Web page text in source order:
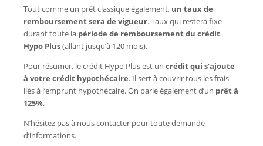
Tout comme un prêt classique également, un taux de
remboursement sera de vigueur. Taux qui restera fixe
durant toute la période de remboursement du crédit
Hypo Plus(allant jusqu’à 120 mois).
Pour résumer, le crédit Hypo Plus est uncrédit qui s’ajoute
à votre crédit hypothécaire. Il sert à couvrir tous les frais
liés à l’emprunt hypothécaire. On parle également d’un prêt à
125%.
N’hésitez pas à nous contacter pour toute demande
d’informations.